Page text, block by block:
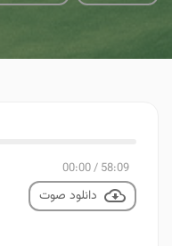
58:09
/
00:00
دانلود صوت